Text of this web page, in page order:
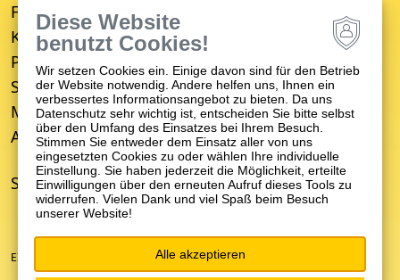
Forensische Psychiatrie
Kinder- und Jugendpsychiatrie
Psychosomatische Medizin
Suchttherapie
Medizinisches Versorgungszentrum (MVZ)
Ambulanter Psychiatrischer Pflegedienst (APP)
STANDORTE
EIN UNTERNEHMEN DER ZFP-GRUPPE BADEN-WÜRTTEMBERG
Diese Website
benutzt Cookies!
Wir setzen Cookies ein. Einige davon sind für den Betrieb
der Website notwendig. Andere helfen uns, Ihnen ein
verbessertes Informationsangebot zu bieten. Da uns
Datenschutz sehr wichtig ist, entscheiden Sie bitte selbst
über den Umfang des Einsatzes bei Ihrem Besuch.
Stimmen Sie entweder dem Einsatz aller von uns
eingesetzten Cookies zu oder wählen Ihre individuelle
Einstellung. Sie haben jederzeit die Möglichkeit, erteilte
Einwilligungen über den erneuten Aufruf dieses Tools zu
widerrufen. Vielen Dank und viel Spaß beim Besuch
unserer Website!
Alle akzeptieren